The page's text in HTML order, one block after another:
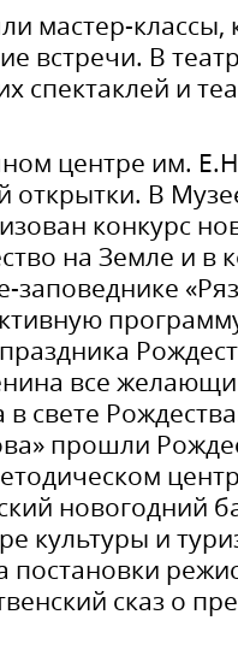
мастер-классы,
встречи. В
спектаклей и
центре им.
открытки. В
конкурс
на Земле и в
заповеднике
все
свете
прошли
новогодний
культуры и
постановки
сказ о